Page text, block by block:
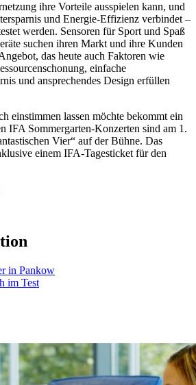
ihre Vorteile ausspielen kann, und
und Energie-Effizienz verbindet –
werden. Sensoren für Sport und Spaß
suchen ihren Markt und ihre Kunden
das heute auch Faktoren wie
einfache
und ansprechendes Design erfüllen
einstimmen lassen möchte bekommt ein
IFA Sommergarten-Konzerten sind am 1.
Vier“ auf der Bühne. Das
einem IFA-Tagesticket für den
in Pankow
im Test